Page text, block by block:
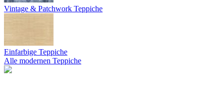
Vintage & Patchwork Teppiche
Einfarbige Teppiche
Alle modernen Teppiche